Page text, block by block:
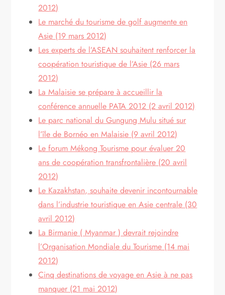
2012)
Le marché du tourisme de golf augmente en
Asie (19 mars 2012)
Les experts de l’ASEAN souhaitent renforcer la
coopération touristique de l’Asie (26 mars
2012)
La Malaisie se prépare à accueillir la
conférence annuelle PATA 2012 (2 avril 2012)
Le parc national du Gungung Mulu situé sur
l’île de Bornéo en Malaisie (9 avril 2012)
Le forum Mékong Tourisme pour évaluer 20
ans de coopération transfrontalière (20 avril
2012)
Le Kazakhstan, souhaite devenir incontournable
dans l’industrie touristique en Asie centrale (30
avril 2012)
La Birmanie ( Myanmar ) devrait rejoindre
l’Organisation Mondiale du Tourisme (14 mai
2012)
Cinq destinations de voyage en Asie à ne pas
manquer (21 mai 2012)